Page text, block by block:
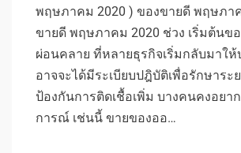
พฤษภาคม 2020 ) ของขายดี พฤษภา
ขายดี พฤษภาคม 2020 ช่วง เริ่มต้นข
ผ่อนคลาย ที่หลายธุรกิจเริ่มกลับมาให้
อาจจะได้มีระเบียบปฎิบัติเพื่อรักษาระ
ป้องกันการติดเชื้อเพิ่ม บางคนคงอยา
การณ์ เช่นนี้ ขายของออ…